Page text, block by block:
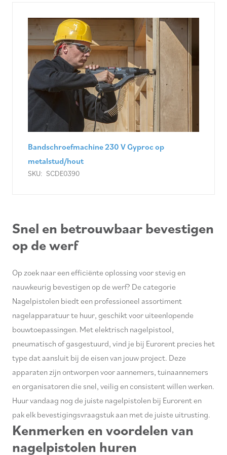
Bandschroefmachine 230 V Gyproc op
metalstud/hout
SKU: SCDE0390
Snel en betrouwbaar bevestigen
op de werf
Op zoek naar een efficiënte oplossing voor stevig en
nauwkeurig bevestigen op de werf? De categorie
Nagelpistolen biedt een professioneel assortiment
nagelapparatuur te huur, geschikt voor uiteenlopende
bouwtoepassingen. Met elektrisch nagelpistool,
pneumatisch of gasgestuurd, vind je bij Eurorent precies het
type dat aansluit bij de eisen van jouw project. Deze
apparaten zijn ontworpen voor aannemers, tuinaannemers
en organisatoren die snel, veilig en consistent willen werken.
Huur vandaag nog de juiste nagelpistolen bij Eurorent en
pak elk bevestigingsvraagstuk aan met de juiste uitrusting.
Kenmerken en voordelen van
nagelpistolen huren